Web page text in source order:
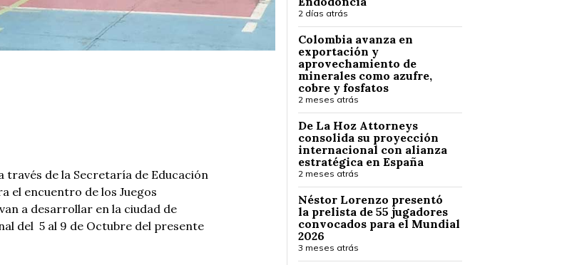
través de la Secretaría de Educación
el encuentro de los Juegos
a desarrollar en la ciudad de
del 5 al 9 de Octubre del presente
2 días atrás
Colombia avanza en
exportación y
aprovechamiento de
minerales como azufre,
cobre y fosfatos
2 meses atrás
De La Hoz Attorneys
consolida su proyección
internacional con alianza
estratégica en España
2 meses atrás
Néstor Lorenzo presentó
la prelista de 55 jugadores
convocados para el Mundial
2026
3 meses atrás